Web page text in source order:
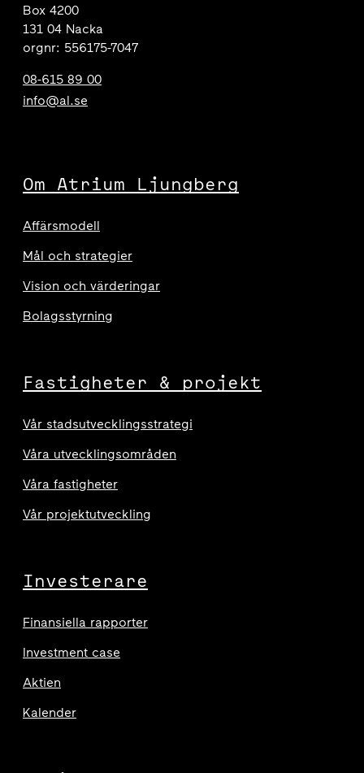
Box 4200
131 04 Nacka
orgnr: 556175-7047
08-615 89 00
info@al.se
Om Atrium Ljungberg
Affärsmodell
Mål och strategier
Vision och värderingar
Bolagsstyrning
Fastigheter & projekt
Vår stadsutvecklingsstrategi
Våra utvecklingsområden
Våra fastigheter
Vår projektutveckling
Investerare
Finansiella rapporter
Investment case
Aktien
Kalender